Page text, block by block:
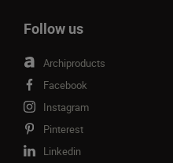
Follow us
Archiproducts
Facebook
Instagram
Pinterest
Linkedin